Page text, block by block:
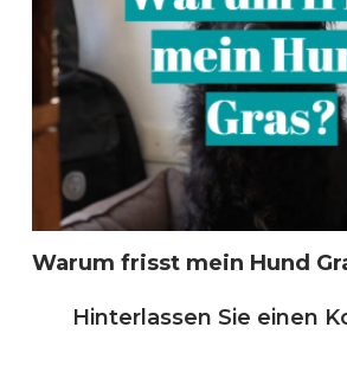
Warum frisst mein Hund
Hinterlassen Sie einen